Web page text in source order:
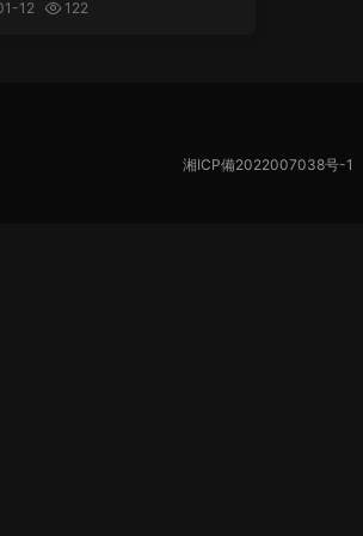
12 122
湘ICP備2022007038号-1